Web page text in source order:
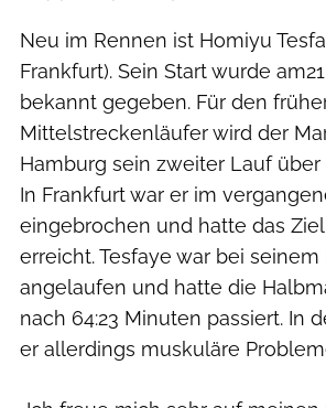
Neu im Rennen ist Homiyu
Frankfurt). Sein Start wurde
bekannt gegeben. Für den
Mittelstreckenläufer wird der
Hamburg sein zweiter Lauf über
In Frankfurt war er im
eingebrochen und hatte das Ziel
erreicht. Tesfaye war bei
angelaufen und hatte die
nach 64:23 Minuten passiert. In
er allerdings muskuläre